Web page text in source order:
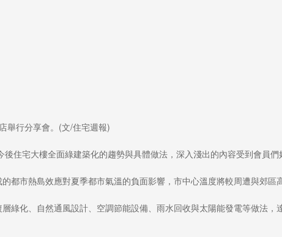
舉行分享會。(文/住宅週報)
住宅大樓全面綠建築化的趨勢與具體做法，深入淺出的內容受到會員們
都市熱島效應對夏季都市氣溫的負面影響，市中心溫度將較周遭與郊區
綠化、自然通風設計、空調節能設備、雨水回收與太陽能發電等做法，